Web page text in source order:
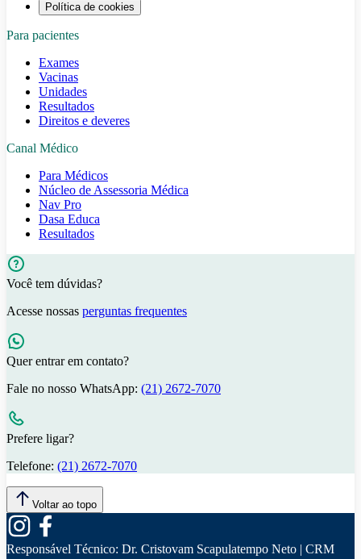
Política de cookies
Para pacientes
Exames
Vacinas
Unidades
Resultados
Direitos e deveres
Canal Médico
Para Médicos
Núcleo de Assessoria Médica
Nav Pro
Dasa Educa
Resultados
Você tem dúvidas?
Acesse nossas perguntas frequentes
Quer entrar em contato?
Fale no nosso WhatsApp: (21) 2672-7070
Prefere ligar?
Telefone: (21) 2672-7070
Voltar ao topo
Responsável Técnico: Dr. Cristovam Scapulatempo Neto | CRM